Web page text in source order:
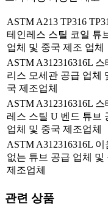
ASTM A213 TP316
테인레스 스틸 코일 튜
업체 및 중국 제조 업체
ASTM A312316316L 스
리스 모세관 공급 업체
국 제조업체
ASTM A312316316L 스
레스 스틸 U 벤드 튜브
업체 및 중국 제조업체
ASTM A312316316L 이
없는 튜브 공급 업체 및
제조업체
관련 상품